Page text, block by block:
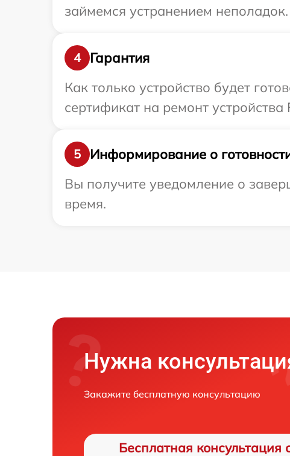
займемся устранением неполадок.
4
Гарантия
Как только устройство будет
сертификат на ремонт
5
Информирование о
Вы получите уведомление о
время.
Нужна
Закажите бесплатную консультацию
Бесплатная консультация